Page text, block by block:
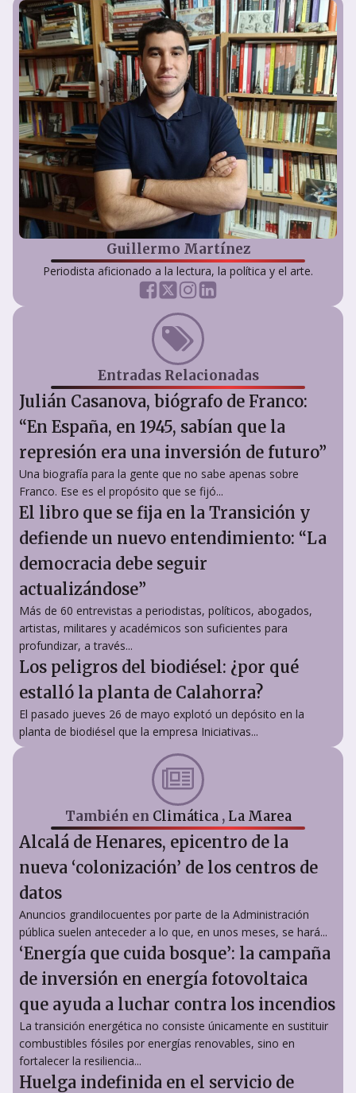
Guillermo Martínez
Periodista aficionado a la lectura, la política y el arte.
Entradas Relacionadas
Julián Casanova, biógrafo de Franco:
“En España, en 1945, sabían que la
represión era una inversión de futuro”
Una biografía para la gente que no sabe apenas sobre
Franco. Ese es el propósito que se fijó...
El libro que se fija en la Transición y
defiende un nuevo entendimiento: “La
democracia debe seguir
actualizándose”
Más de 60 entrevistas a periodistas, políticos, abogados,
artistas, militares y académicos son suficientes para
profundizar, a través...
Los peligros del biodiésel: ¿por qué
estalló la planta de Calahorra?
El pasado jueves 26 de mayo explotó un depósito en la
planta de biodiésel que la empresa Iniciativas...
También en Climática, La Marea
Alcalá de Henares, epicentro de la
nueva ‘colonización’ de los centros de
datos
Anuncios grandilocuentes por parte de la Administración
pública suelen anteceder a lo que, en unos meses, se hará...
‘Energía que cuida bosque’: la campaña
de inversión en energía fotovoltaica
que ayuda a luchar contra los incendios
La transición energética no consiste únicamente en sustituir
combustibles fósiles por energías renovables, sino en
fortalecer la resiliencia...
Huelga indefinida en el servicio de